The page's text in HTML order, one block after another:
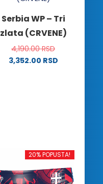
Serbia WP – Tri
zlata (CRVENE)
4,190.00RSD
3,352.00 RSD
biti
izabrane
na
20% POPUSTA!